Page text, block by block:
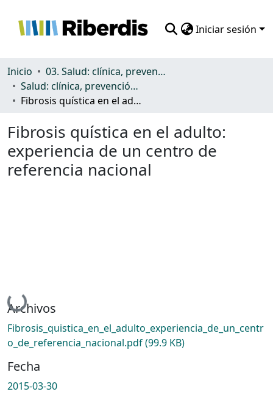
Iniciar sesión
Comunidades
Todo DSpace
Inicio
03. Salud: clínica, prevención, atención sanitaria y (re)habilitación
Salud: clínica, prevención, atención sanitaria y (re)habilitación
Fibrosis quística en el adulto: experiencia de un centro de referencia nacional
Fibrosis quística en el adulto:
experiencia de un centro de
referencia nacional
Cargando...
Archivos
Fibrosis_quistica_en_el_adulto_experiencia_de_un_centr
o_de_referencia_nacional.pdf(99.9 KB)
Fecha
2015-03-30